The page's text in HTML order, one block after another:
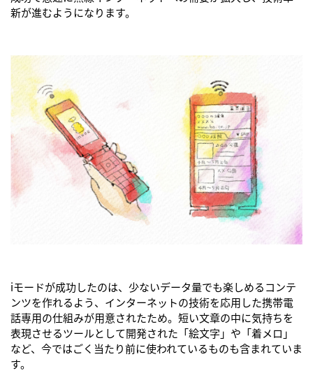
新が進むようになります。
iモードが成功したのは、少ないデータ量でも楽しめるコンテ
ンツを作れるよう、インターネットの技術を応用した携帯電
話専用の仕組みが用意されたため。短い文章の中に気持ちを
表現させるツールとして開発された「絵文字」や「着メロ」
など、今ではごく当たり前に使われているものも含まれていま
す。